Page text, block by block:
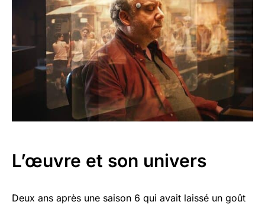
L’œuvre et son univers
Deux ans après une saison 6 qui avait laissé un goût